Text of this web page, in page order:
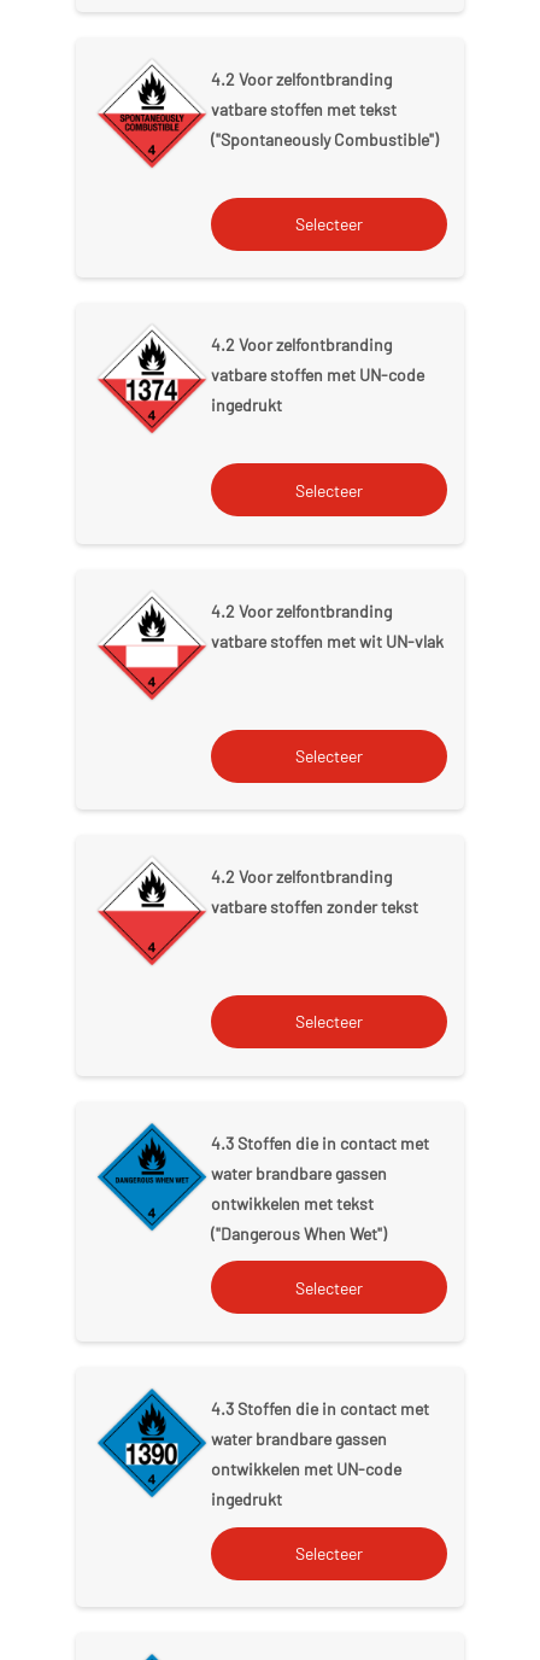
4.2 Voor zelfontbranding
vatbare stoffen met tekst
("Spontaneously Combustible")
4.2 Voor zelfontbranding
vatbare stoffen met UN-code
ingedrukt
4.2 Voor zelfontbranding
vatbare stoffen met wit UN-vlak
4.2 Voor zelfontbranding
vatbare stoffen zonder tekst
4.3 Stoffen die in contact met
water brandbare gassen
ontwikkelen met tekst
("Dangerous When Wet")
4.3 Stoffen die in contact met
water brandbare gassen
ontwikkelen met UN-code
ingedrukt